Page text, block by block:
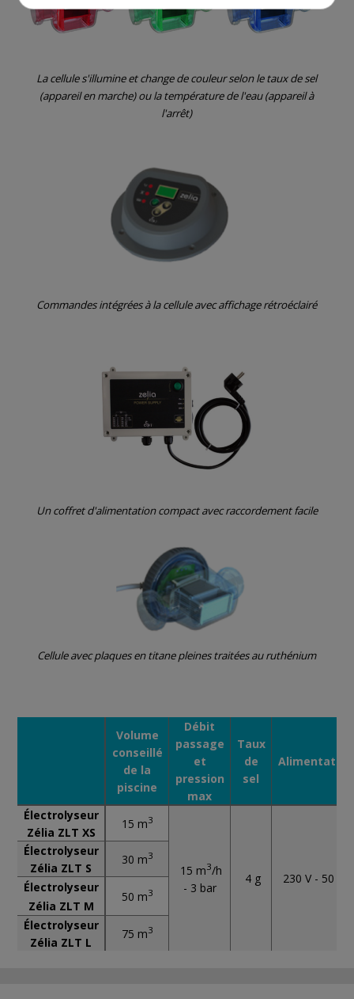
La cellule s'illumine et change de couleur selon le taux de sel
(appareil en marche) ou la température de l'eau (appareil à
l'arrêt)
Commandes intégrées à la cellule avec affichage rétroéclairé
Un coffret d'alimentation compact avec raccordement facile
Cellule avec plaques en titane pleines traitées au ruthénium
Volume
conseillé
de la
piscine
Débit
passage
et
pression
max
Taux
de
sel
Alimentation
Électrolyseur
Zélia ZLT XS
15 m3
15 m3/h
- 3 bar
4 g 230 V - 50 Hz
Électrolyseur
Zélia ZLT S
30 m3
Électrolyseur
Zélia ZLT M
50 m3
Électrolyseur
Zélia ZLT L
75 m3